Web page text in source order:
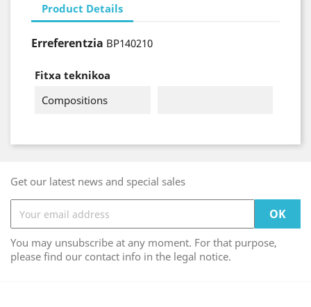
Product Details
Erreferentzia BP140210
Fitxa teknikoa
Compositions
Get our latest news and special sales
You may unsubscribe at any moment. For that purpose,
please find our contact info in the legal notice.